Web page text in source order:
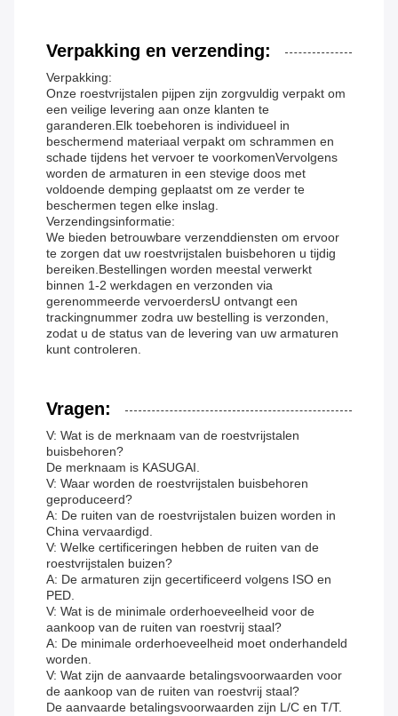
Verpakking en verzending:
Verpakking:
Onze roestvrijstalen pijpen zijn zorgvuldig verpakt om
een veilige levering aan onze klanten te
garanderen.Elk toebehoren is individueel in
beschermend materiaal verpakt om schrammen en
schade tijdens het vervoer te voorkomenVervolgens
worden de armaturen in een stevige doos met
voldoende demping geplaatst om ze verder te
beschermen tegen elke inslag.
Verzendingsinformatie:
We bieden betrouwbare verzenddiensten om ervoor
te zorgen dat uw roestvrijstalen buisbehoren u tijdig
bereiken.Bestellingen worden meestal verwerkt
binnen 1-2 werkdagen en verzonden via
gerenommeerde vervoerdersU ontvangt een
trackingnummer zodra uw bestelling is verzonden,
zodat u de status van de levering van uw armaturen
kunt controleren.
Vragen:
V: Wat is de merknaam van de roestvrijstalen
buisbehoren?
De merknaam is KASUGAI.
V: Waar worden de roestvrijstalen buisbehoren
geproduceerd?
A: De ruiten van de roestvrijstalen buizen worden in
China vervaardigd.
V: Welke certificeringen hebben de ruiten van de
roestvrijstalen buizen?
A: De armaturen zijn gecertificeerd volgens ISO en
PED.
V: Wat is de minimale orderhoeveelheid voor de
aankoop van de ruiten van roestvrij staal?
A: De minimale orderhoeveelheid moet onderhandeld
worden.
V: Wat zijn de aanvaarde betalingsvoorwaarden voor
de aankoop van de ruiten van roestvrij staal?
De aanvaarde betalingsvoorwaarden zijn L/C en T/T.